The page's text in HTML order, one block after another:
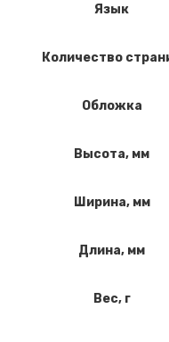
Язык
Количество
Обложка
Высота, мм
Ширина, мм
Длина, мм
Вес, г